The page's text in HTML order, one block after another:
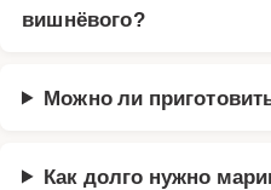
вишнёвого?
Можно ли
Как долго нужно